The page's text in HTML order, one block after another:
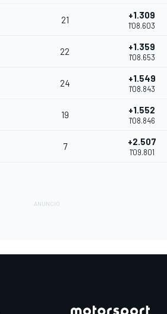
21 +1.309
1'08.603
22 +1.359
1'08.653
24 +1.549
1'08.843
19 +1.552
1'08.846
7 +2.507
1'09.801